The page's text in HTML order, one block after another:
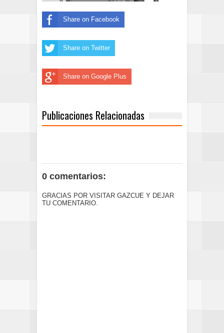
Share on Facebook
Share on Twitter
Share on Google Plus
Publicaciones Relacionadas
0 comentarios:
GRACIAS POR VISITAR GAZCUE Y DEJAR
TU COMENTARIO.